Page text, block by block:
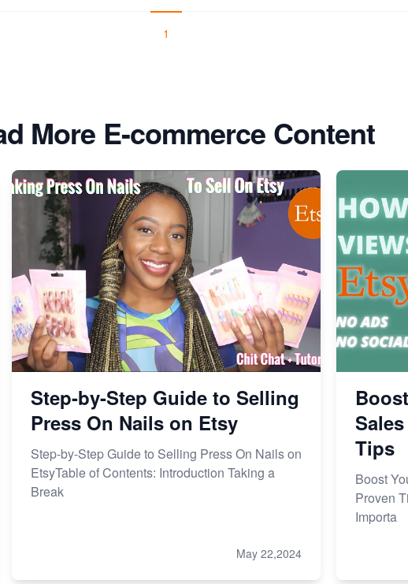
1
More E-commerce Content
Step-by-Step Guide to Selling
Press On Nails on Etsy
Step-by-Step Guide to Selling Press On Nails on
EtsyTable of Contents: Introduction Taking a
Break
May 22,2024
Tips
Boost
Proven
Importa